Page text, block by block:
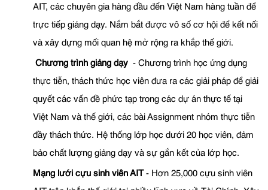
AIT, các chuyên gia hàng đầu đến Việt Nam hàng tuần để
trực tiếp giảng dạy. Nắm bắt được vô số cơ hội để kết nối
và xây dựng mối quan hệ mở rộng ra khắp thế giới.
Chương trình giảng dạy - Chương trình học ứng dụng
thực tiễn, thách thức học viên đưa ra các giải pháp để giải
quyết các vấn đề phức tạp trong các dự án thực tế tại
Việt Nam và thế giới, các bài Assignment nhóm thực tiễn
đầy thách thức. Hệ thống lớp học dưới 20 học viên, đảm
bảo chất lượng giảng dạy và sự gắn kết của lớp học.
Mạng lưới cựu sinh viên AIT - Hơn 25,000 cựu sinh viên